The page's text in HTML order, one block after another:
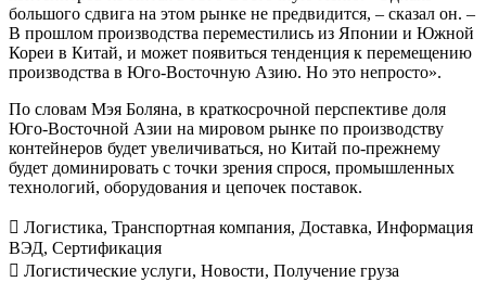
большого сдвига на этом рынке не предвидится, – сказал он. –
В прошлом производства переместились из Японии и Южной
Кореи в Китай, и может появиться тенденция к перемещению
производства в Юго-Восточную Азию. Но это непросто».
По словам Мэя Боляна, в краткосрочной перспективе доля
Юго-Восточной Азии на мировом рынке по производству
контейнеров будет увеличиваться, но Китай по-прежнему
будет доминировать с точки зрения спрося, промышленных
технологий, оборудования и цепочек поставок.
Логистика, Транспортная компания, Доставка, Информация
ВЭД, Сертификация
Логистические услуги, Новости, Получение груза